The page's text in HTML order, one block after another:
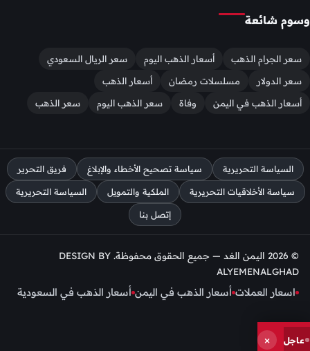
وسوم شائعة
سعر الجرام الذهب أسعار الذهب اليوم
سعر الريال السعودي
سعر الدولار
مسلسلات رمضان
أسعار الذهب
أسعار الذهب في اليمن
وفاة سعر الذهب اليوم سعر الذهب
السياسة التحريرية سياسة تصحيح الأخطاء والإبلاغ فريق التحرير
سياسة الأخلاقيات التحريرية الملكية والتمويل السياسة التحريرية
إتصل بنا
© 2026 اليمن الغد — جميع الحقوق محفوظة. DESIGN BY
ALYEMENALGHAD
اسعار العملات أسعار الذهب في اليمن أسعار الذهب في السعودية
عاجل
إنقطاع
الإنترنت
×